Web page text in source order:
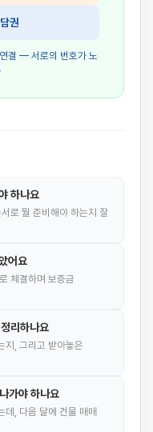
권
결 — 서로의 번호가 노
하나요
로 뭘 준비해야 하는지 잘
어요
체결하며 보증금
리하나요
지, 그리고 받아놓은
가야 하나요
데, 다음 달에 건물 매매